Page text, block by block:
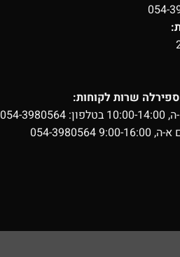
054-
שרות לקוחות:
054-3980564
9:00-16:00
054-3980564